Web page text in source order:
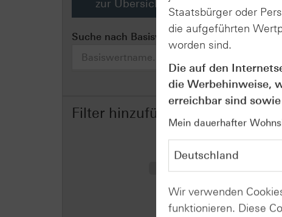
zur Übersicht aller Basiswerte
Suche nach Basiswertname
Filter hinzufügen
Staatsbürger oder
die aufgeführten
worden sind.
Die auf den
die Werbehinweise,
erreichbar sind
Mein dauerhafter
Wir verwenden
funktionieren. Diese